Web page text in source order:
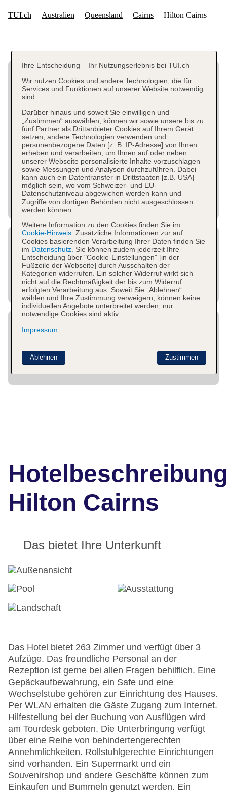
Hilton Cairns
Das bietet Ihre Unterkunft
Das Hotel bietet 263 Zimmer und verfügt über 3
Aufzüge. Das freundliche Personal an der
Rezeption ist gerne bei allen Fragen behilflich. Eine
Gepäckaufbewahrung, ein Safe und eine
Wechselstube gehören zur Einrichtung des Hauses.
Per WLAN erhalten die Gäste Zugang zum Internet.
Hilfestellung bei der Buchung von Ausflügen wird
am Tourdesk geboten. Die Unterbringung verfügt
über eine Reihe von behindertengerechten
Annehmlichkeiten. Rollstuhlgerechte Einrichtungen
sind vorhanden. Ein Supermarkt und ein
Souvenirshop und andere Geschäfte können zum
Einkaufen und Bummeln genutzt werden. Ein
Ihre Entscheidung – Ihr Nutzungserlebnis bei TUI.ch
Wir nutzen Cookies und andere Technologien, die für
Services und Funktionen auf unserer Website notwendig
sind.
Darüber hinaus und soweit Sie einwilligen und
„Zustimmen“ auswählen, können wir sowie unsere bis zu
fünf Partner als Drittanbieter Cookies auf Ihrem Gerät
setzen, andere Technologien verwenden und
personenbezogene Daten [z. B. IP-Adresse] von Ihnen
erheben und verarbeiten, um Ihnen auf oder neben
unserer Webseite personalisierte Inhalte vorzuschlagen
sowie Messungen und Analysen durchzuführen. Dabei
kann auch ein Datentransfer in Drittstaaten [z.B. USA]
möglich sein, wo vom Schweizer- und EU-
Datenschutzniveau abgewichen werden kann und
Zugriffe von dortigen Behörden nicht ausgeschlossen
werden können.
Weitere Information zu den Cookies finden Sie im
Cookie-Hinweis. Zusätzliche Informationen zur auf
Cookies basierenden Verarbeitung Ihrer Daten finden Sie
im Datenschutz. Sie können zudem jederzeit Ihre
Entscheidung über "Cookie-Einstellungen" [in der
Fußzeile der Webseite] durch Ausschalten der
Kategorien widerrufen. Ein solcher Widerruf wirkt sich
nicht auf die Rechtmäßigkeit der bis zum Widerruf
erfolgten Verarbeitung aus. Soweit Sie „Ablehnen“
wählen und Ihre Zustimmung verweigern, können keine
individuellen Angebote unterbreitet werden, nur
notwendige Cookies sind aktiv.
Impressum
Zustimmen
Ablehnen